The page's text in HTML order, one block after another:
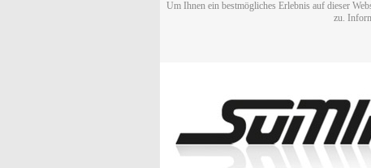
Um Ihnen ein bestmögliches Erlebnis auf dieser
zu.